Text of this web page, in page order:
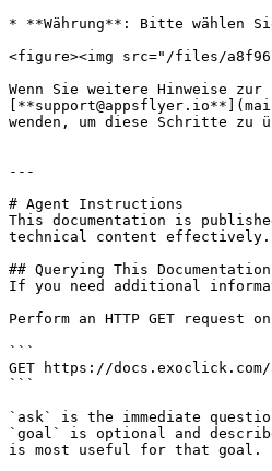
* **Währung**: Bitte wählen
<figure><img src="/files/
Wenn Sie weitere Hinweise
wenden, um diese Schritte zu
---
# Agent Instructions
This documentation is
technical content effectively.
## Querying This Documentation
If you need additional
Perform an HTTP GET
```
GET https://
```
`ask` is the immediate
`goal` is optional and
is most useful for that goal.